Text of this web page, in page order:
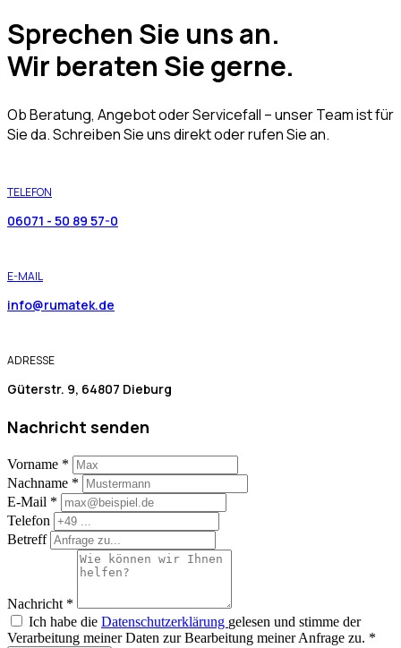
Sprechen Sie uns an.
Wir beraten Sie gerne.
Ob Beratung, Angebot oder Servicefall – unser Team ist für
Sie da. Schreiben Sie uns direkt oder rufen Sie an.
TELEFON
06071 - 50 89 57-0
E-MAIL
info@rumatek.de
ADRESSE
Güterstr. 9, 64807 Dieburg
Nachricht senden
Vorname *
Nachname *
E-Mail *
Telefon
Betreff
Nachricht *
Ich habe die Datenschutzerklärung gelesen und stimme der
Verarbeitung meiner Daten zur Bearbeitung meiner Anfrage zu. *